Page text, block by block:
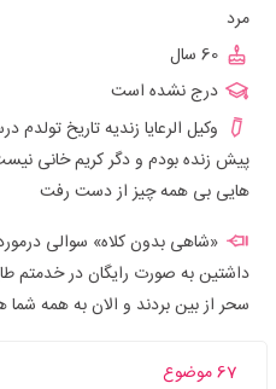
مرد
60 سال
درج نشده است
وکیل الرعایا زندیه تاریخ
پیش زنده بودم و دگر کریم خانی
هایی بی همه چیز از دست رفت
«شاهی بدون کلاه» سوالی
داشتین به صورت رایگان در خدمتم
سحر از بین بردند و الان به همه
67 موضوع